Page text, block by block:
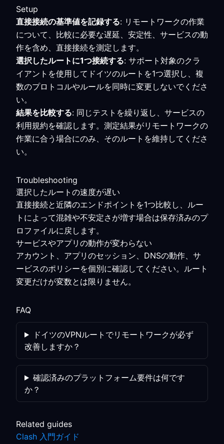
Setup
直接接続の基準値を記録する: リモートワークの作業
について、比較に必要な遅延、安定性、サービスの動
作を含め、直接接続を測定します。
選択したルートに1つ接続する: サポート対象のクラ
イアントを使用してドイツのルートを1つ選択し、複
数のプロトコルやルールを同時に変更しないでくださ
い。
結果を比較する: 同じテストを繰り返し、サービスの
利用規約を確認します。測定結果がリモートワークの
作業に合う場合にのみ、そのルートを維持してくださ
い。
Troubleshooting
選択したルートの速度が遅い
直接接続と近隣のエンドポイントを1つ比較し、ルー
トによって混雑や不安定さが増す場合は保存済みのプ
ロファイルに戻します。
サービスやアプリの動作が変わらない
アカウント、アプリのセッション、DNSの動作、サ
ービスのポリシーを個別に確認してください。ルート
変更だけが変数とは限りません。
FAQ
ドイツのVPNルートでリモートワークが必ず
改善しますか？
確認済みのプラットフォーム要件は何です
か？
Related guides
Clash 入門ガイド